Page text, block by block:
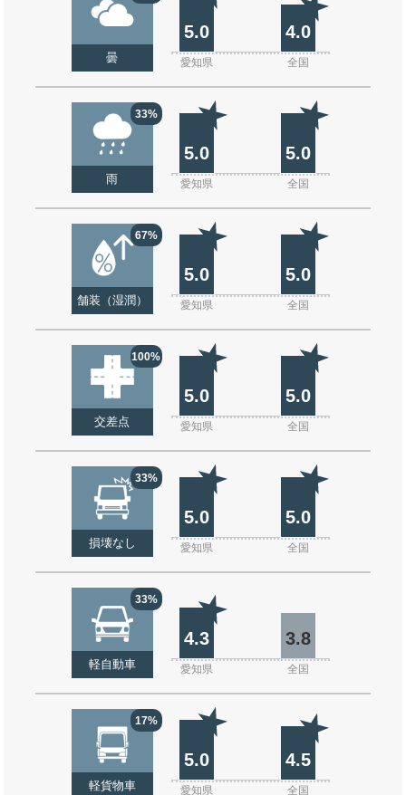
曇
5.0 4.0
愛知県 全国
33%
雨
5.0 5.0
愛知県 全国
67%
舗装（湿潤）
5.0 5.0
愛知県 全国
100%
交差点
5.0 5.0
愛知県 全国
33%
損壊なし
5.0 5.0
愛知県 全国
33%
軽自動車
4.3 3.8
愛知県 全国
17%
軽貨物車
5.0 4.5
愛知県 全国